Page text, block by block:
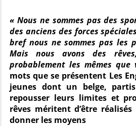
« Nous ne sommes pas des
des anciens des forces
bref nous ne sommes pas les
Mais nous avons des
probablement les mêmes que
mots que se présentent Les
jeunes dont un belge,
repousser leurs limites et
rêves méritent d’être
donner les moyens